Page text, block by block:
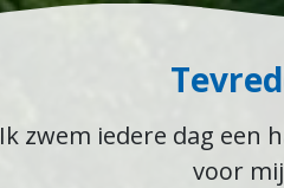
Ik zwem iedere dag een
voor